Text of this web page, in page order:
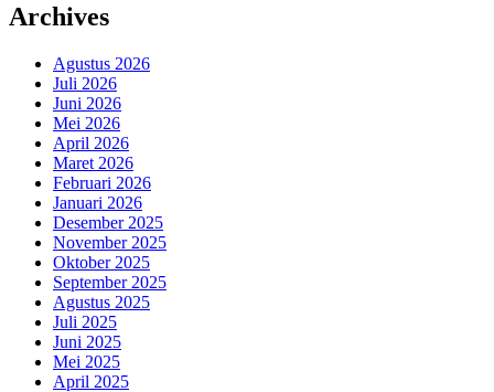
Archives
Agustus 2026
Juli 2026
Juni 2026
Mei 2026
April 2026
Maret 2026
Februari 2026
Januari 2026
Desember 2025
November 2025
Oktober 2025
September 2025
Agustus 2025
Juli 2025
Juni 2025
Mei 2025
April 2025